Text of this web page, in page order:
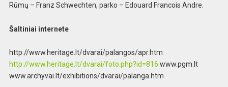
Rūmų – Franz Schwechten, parko – Edouard Francois Andre.
Šaltiniai internete
http://www.heritage.lt/dvarai/palangos/apr.htm
http://www.heritage.lt/dvarai/foto.php?id=816 www.pgm.lt
www.archyvai.lt/exhibitions/dvarai/palanga.htm